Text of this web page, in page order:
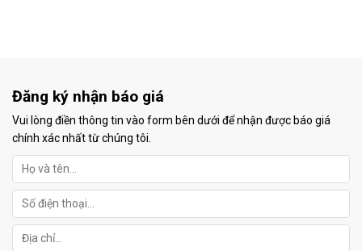
Đăng ký nhận báo giá
Vui lòng điền thông tin vào form bên dưới để nhận được báo giá
chính xác nhất từ chúng tôi.